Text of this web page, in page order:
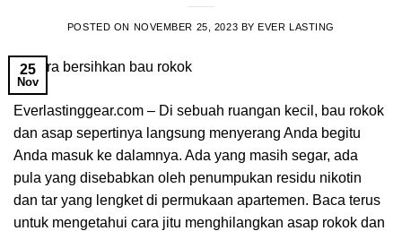
POSTED ON NOVEMBER 25, 2023 BYEVER LASTING
25
Nov
Everlastinggear.com – Di sebuah ruangan kecil, bau rokok
dan asap sepertinya langsung menyerang Anda begitu
Anda masuk ke dalamnya. Ada yang masih segar, ada
pula yang disebabkan oleh penumpukan residu nikotin
dan tar yang lengket di permukaan apartemen. Baca terus
untuk mengetahui cara jitu menghilangkan asap rokok dan